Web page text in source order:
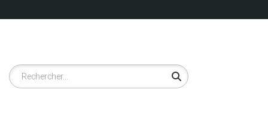
Rechercher